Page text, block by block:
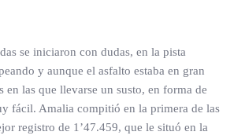
se iniciaron con dudas, en la pista
y aunque el asfalto estaba en gran
en las que llevarse un susto, en forma de
fácil. Amalia compitió en la primera de las
registro de 1’47.459, que le situó en la